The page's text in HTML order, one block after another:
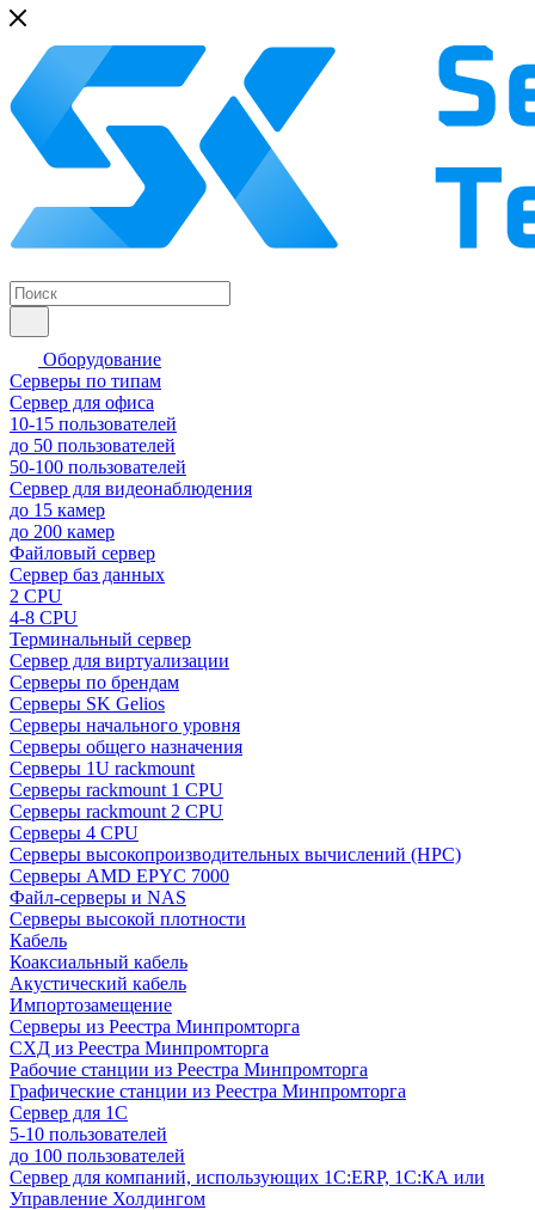
Оборудование
Серверы по типам
Сервер для офиса
10-15 пользователей
до 50 пользователей
50-100 пользователей
Сервер для видеонаблюдения
до 15 камер
до 200 камер
Файловый сервер
Сервер баз данных
2 CPU
4-8 CPU
Терминальный сервер
Сервер для виртуализации
Серверы по брендам
Серверы SK Gelios
Серверы начального уровня
Серверы общего назначения
Серверы 1U rackmount
Серверы rackmount 1 CPU
Серверы rackmount 2 CPU
Серверы 4 CPU
Серверы высокопроизводительных вычислений (HPC)
Серверы AMD EPYC 7000
Файл-серверы и NAS
Серверы высокой плотности
Кабель
Коаксиальный кабель
Акустический кабель
Импортозамещение
Серверы из Реестра Минпромторга
СХД из Реестра Минпромторга
Рабочие станции из Реестра Минпромторга
Графические станции из Реестра Минпромторга
Сервер для 1С
5-10 пользователей
до 100 пользователей
Сервер для компаний, использующих 1C:ERP, 1С:КА или
Управление Холдингом